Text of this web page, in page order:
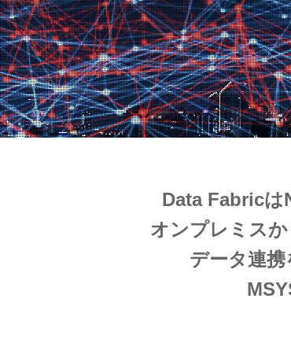
Data Fabricは
オンプレミス
データ連